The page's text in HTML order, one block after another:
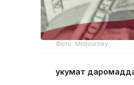
Фото: Midjourney
Ҳукумат